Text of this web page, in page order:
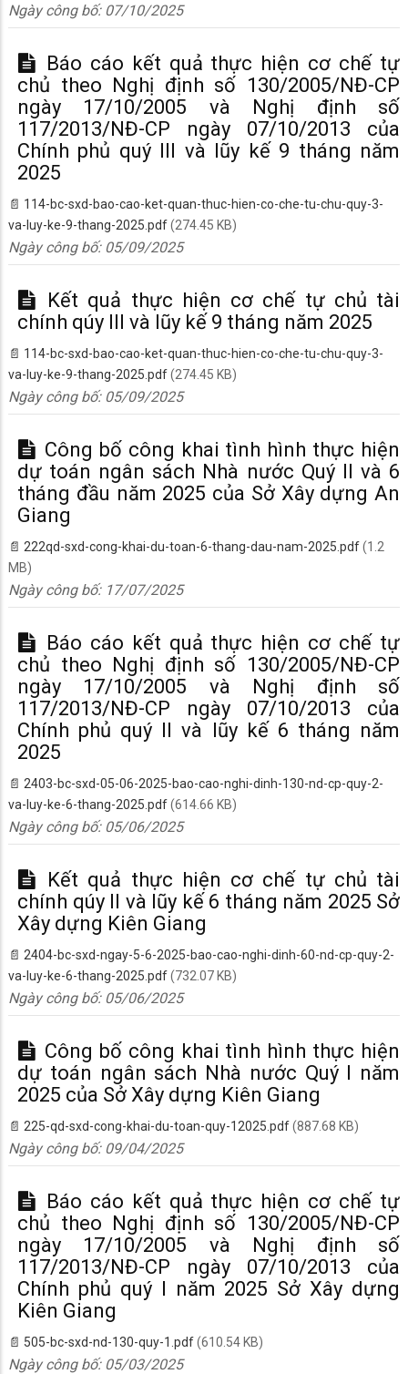
Ngày công bố: 07/10/2025
Báo cáo kết quả thực hiện cơ chế tự
chủ theo Nghị định số 130/2005/NĐ-CP
ngày 17/10/2005 và Nghị định số
117/2013/NĐ-CP ngày 07/10/2013 của
Chính phủ quý III và lũy kế 9 tháng năm
2025
114-bc-sxd-bao-cao-ket-quan-thuc-hien-co-che-tu-chu-quy-3-
va-luy-ke-9-thang-2025.pdf(274.45 KB)
Ngày công bố: 05/09/2025
Kết quả thực hiện cơ chế tự chủ tài
chính qúy III và lũy kế 9 tháng năm 2025
114-bc-sxd-bao-cao-ket-quan-thuc-hien-co-che-tu-chu-quy-3-
va-luy-ke-9-thang-2025.pdf(274.45 KB)
Ngày công bố: 05/09/2025
Công bố công khai tình hình thực hiện
dự toán ngân sách Nhà nước Quý II và 6
tháng đầu năm 2025 của Sở Xây dựng An
Giang
222qd-sxd-cong-khai-du-toan-6-thang-dau-nam-2025.pdf(1.2
MB)
Ngày công bố: 17/07/2025
Báo cáo kết quả thực hiện cơ chế tự
chủ theo Nghị định số 130/2005/NĐ-CP
ngày 17/10/2005 và Nghị định số
117/2013/NĐ-CP ngày 07/10/2013 của
Chính phủ quý II và lũy kế 6 tháng năm
2025
2403-bc-sxd-05-06-2025-bao-cao-nghi-dinh-130-nd-cp-quy-2-
va-luy-ke-6-thang-2025.pdf(614.66 KB)
Ngày công bố: 05/06/2025
Kết quả thực hiện cơ chế tự chủ tài
chính qúy II và lũy kế 6 tháng năm 2025 Sở
Xây dựng Kiên Giang
2404-bc-sxd-ngay-5-6-2025-bao-cao-nghi-dinh-60-nd-cp-quy-2-
va-luy-ke-6-thang-2025.pdf(732.07 KB)
Ngày công bố: 05/06/2025
Công bố công khai tình hình thực hiện
dự toán ngân sách Nhà nước Quý I năm
2025 của Sở Xây dựng Kiên Giang
225-qd-sxd-cong-khai-du-toan-quy-12025.pdf(887.68 KB)
Ngày công bố: 09/04/2025
Báo cáo kết quả thực hiện cơ chế tự
chủ theo Nghị định số 130/2005/NĐ-CP
ngày 17/10/2005 và Nghị định số
117/2013/NĐ-CP ngày 07/10/2013 của
Chính phủ quý I năm 2025 Sở Xây dựng
Kiên Giang
505-bc-sxd-nd-130-quy-1.pdf(610.54 KB)
Ngày công bố: 05/03/2025